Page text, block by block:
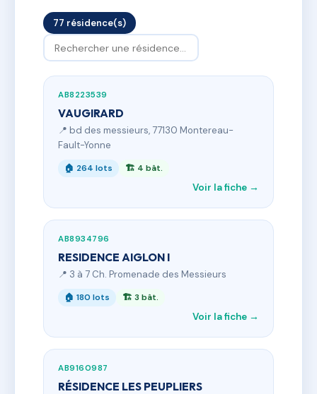
77 résidence(s)
AB8223539
VAUGIRARD
📍 bd des messieurs, 77130 Montereau-
Fault-Yonne
🏠 264 lots 🏗 4 bât.
Voir la fiche →
AB8934796
RESIDENCE AIGLON I
📍 3 à 7 Ch. Promenade des Messieurs
🏠 180 lots 🏗 3 bât.
Voir la fiche →
AB9160987
RÉSIDENCE LES PEUPLIERS